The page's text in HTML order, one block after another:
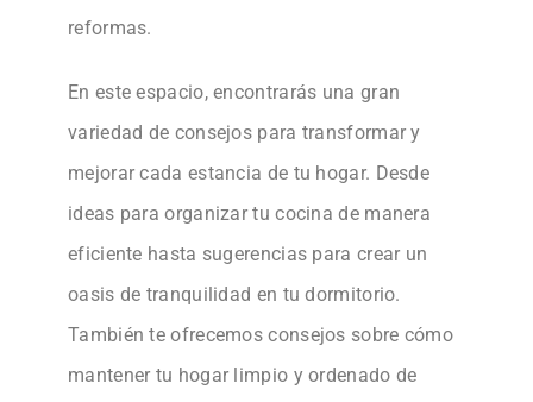
reformas.
En este espacio, encontrarás una gran
variedad de consejos para transformar y
mejorar cada estancia de tu hogar. Desde
ideas para organizar tu cocina de manera
eficiente hasta sugerencias para crear un
oasis de tranquilidad en tu dormitorio.
También te ofrecemos consejos sobre cómo
mantener tu hogar limpio y ordenado de